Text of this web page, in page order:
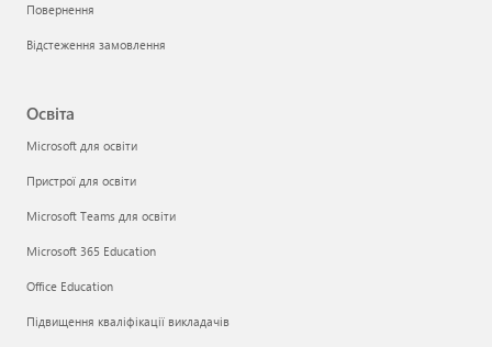
Повернення
Відстеження замовлення
Освіта
Microsoft для освіти
Пристрої для освіти
Microsoft Teams для освіти
Microsoft 365 Education
Office Education
Підвищення кваліфікації викладачів